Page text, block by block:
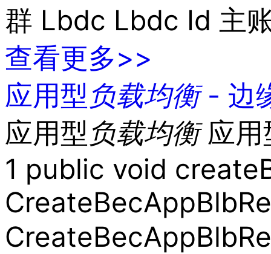
店
企
服
务
云
市
场
合
作
与
生
发
者
服
务
群 Lbdc Lbdc Id 主
查看更多>>
应用型 负载均衡- 边
应用型 负载均衡应用
1 public void